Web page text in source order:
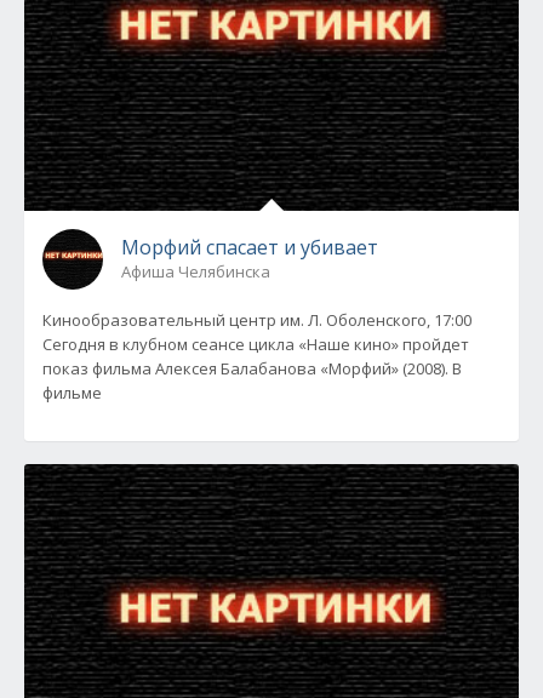
Морфий спасает и убивает
Афиша Челябинска
Кинообразовательный центр им. Л. Оболенского, 17:00
Сегодня в клубном сеансе цикла «Наше кино» пройдет
показ фильма Алексея Балабанова «Морфий» (2008). В
фильме